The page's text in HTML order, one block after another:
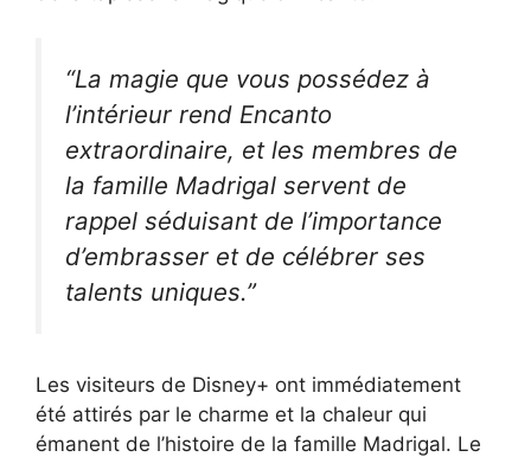
“La magie que vous possédez à
l’intérieur rend Encanto
extraordinaire, et les membres de
la famille Madrigal servent de
rappel séduisant de l’importance
d’embrasser et de célébrer ses
talents uniques.”
Les visiteurs de Disney+ ont immédiatement
été attirés par le charme et la chaleur qui
émanent de l’histoire de la famille Madrigal. Le